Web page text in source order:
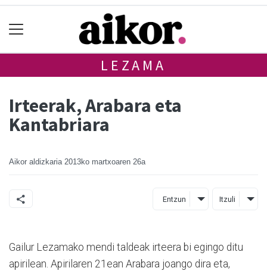
LEZAMA
Irteerak, Arabara eta
Kantabriara
Aikor aldizkaria 2013ko martxoaren 26a
Entzun Itzuli
Gailur Lezamako mendi taldeak irteera bi egingo ditu
apirilean. Apirilaren 21ean Arabara joango dira eta,